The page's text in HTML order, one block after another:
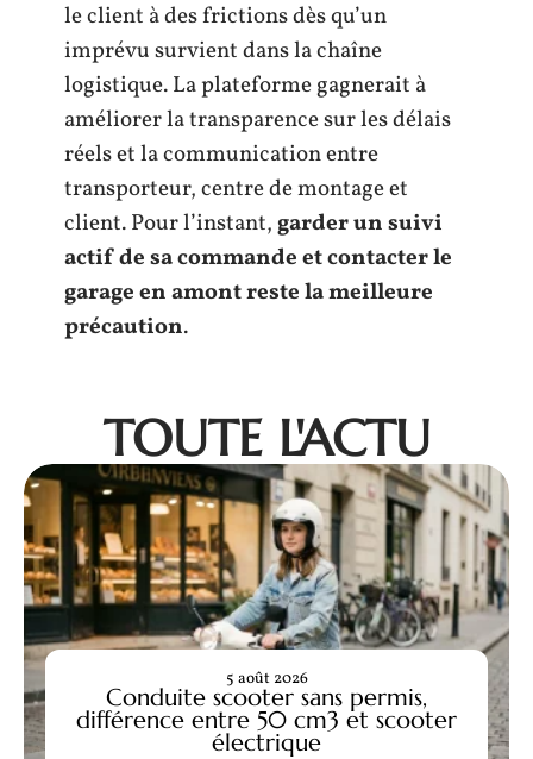
le client à des frictions dès qu’un
imprévu survient dans la chaîne
logistique. La plateforme gagnerait à
améliorer la transparence sur les délais
réels et la communication entre
transporteur, centre de montage et
client. Pour l’instant,garder un suivi
actif de sa commande et contacter le
garage en amont reste la meilleure
précaution.
TOUTE L'ACTU
Conduite scooter sans permis,
différence entre 50 cm3 et scooter
électrique
5 août 2026